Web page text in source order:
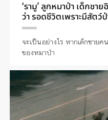
‘รามู’ ลูกหมาป่า เด็กช
ว่า รอดชีวิตเพราะมีสัตว์
จะเป็นอย่างไร หากเด็กชาย
ของหมาป่า